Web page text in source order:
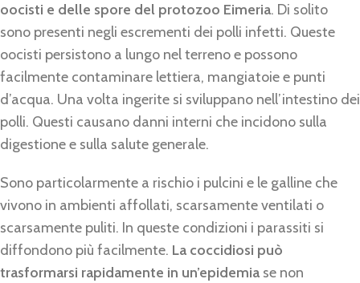
oocisti e delle spore del protozoo Eimeria. Di solito
sono presenti negli escrementi dei polli infetti. Queste
oocisti persistono a lungo nel terreno e possono
facilmente contaminare lettiera, mangiatoie e punti
d’acqua. Una volta ingerite si sviluppano nell’intestino dei
polli. Questi causano danni interni che incidono sulla
digestione e sulla salute generale.
Sono particolarmente a rischio i pulcini e le galline che
vivono in ambienti affollati, scarsamente ventilati o
scarsamente puliti. In queste condizioni i parassiti si
diffondono più facilmente. La coccidiosi può
trasformarsi rapidamente in un’epidemia se non